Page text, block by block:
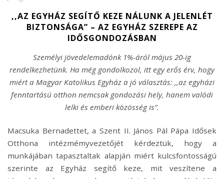
,,AZ EGYHÁZ SEGÍTŐ KEZE NÁLUNK A JELENLÉT
BIZTONSÁGA” – AZ EGYHÁZ SZEREPE AZ
IDŐSGONDOZÁSBAN
Személyi jövedelemadónk 1%-áról május 20-ig
rendelkezhetünk. Ha még gondolkozol, itt egy erős érv, hogy
miért a Magyar Katolikus Egyház a jó választás: ,,az egyházi
fenntartású otthon nemcsak gondozási hely, hanem valódi
lelki és emberi közösség is”.
Macsuka Bernadettet, a Szent II. János Pál Pápa Idősek
Otthona intézmémyvezetőjét kérdeztük, hogy a
munkájában tapasztaltak alapján miért kulcsfontosságú
szerinte az Egyház segítő keze, mit veszítene a